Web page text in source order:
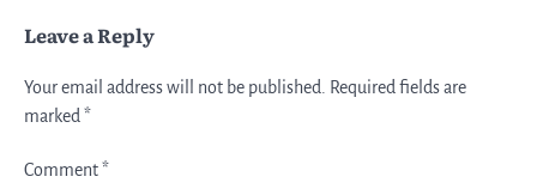
Leave a Reply
Your email address will not be published.
Required fields are
marked *
Comment*